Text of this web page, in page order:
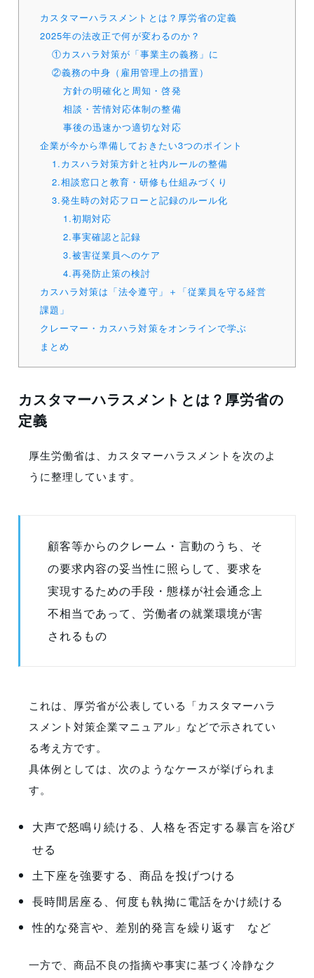
カスタマーハラスメントとは？厚労省の定義
2025年の法改正で何が変わるのか？
①カスハラ対策が「事業主の義務」に
②義務の中身（雇用管理上の措置）
方針の明確化と周知・啓発
相談・苦情対応体制の整備
事後の迅速かつ適切な対応
企業が今から準備しておきたい3つのポイント
1.カスハラ対策方針と社内ルールの整備
2.相談窓口と教育・研修も仕組みづくり
3.発生時の対応フローと記録のルール化
1.初期対応
2.事実確認と記録
3.被害従業員へのケア
4.再発防止策の検討
カスハラ対策は「法令遵守」＋「従業員を守る経営
課題」
クレーマー・カスハラ対策をオンラインで学ぶ
まとめ
カスタマーハラスメントとは？厚労省の
定義
厚生労働省は、カスタマーハラスメントを次のよ
うに整理しています。
顧客等からのクレーム・言動のうち、そ
の要求内容の妥当性に照らして、要求を
実現するための手段・態様が社会通念上
不相当であって、労働者の就業環境が害
されるもの
これは、厚労省が公表している「カスタマーハラ
スメント対策企業マニュアル」などで示されてい
る考え方です。
具体例としては、次のようなケースが挙げられま
す。
大声で怒鳴り続ける、人格を否定する暴言を浴び
せる
土下座を強要する、商品を投げつける
長時間居座る、何度も執拗に電話をかけ続ける
性的な発言や、差別的発言を繰り返す など
一方で、商品不良の指摘や事実に基づく冷静なク